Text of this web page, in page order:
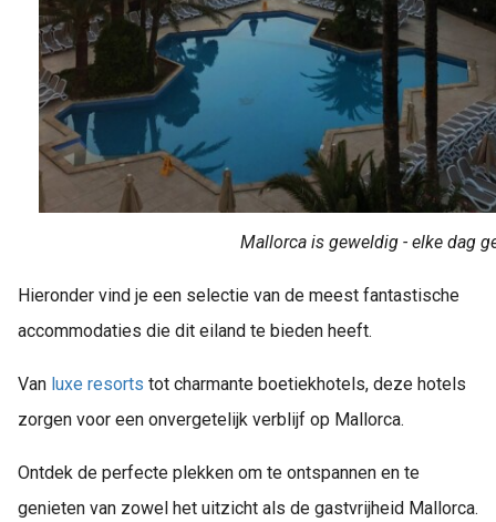
Mallorca is geweldig - elke dag
Hieronder vind je een selectie van de meest fantastische
accommodaties die dit eiland te bieden heeft.
Van luxe resorts tot charmante boetiekhotels, deze hotels
zorgen voor een onvergetelijk verblijf op Mallorca.
Ontdek de perfecte plekken om te ontspannen en te
genieten van zowel het uitzicht als de gastvrijheid Mallorca.